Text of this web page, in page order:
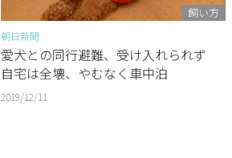
飼い方
朝日新聞
愛犬との同行避難、受け入れられず
自宅は全壊、やむなく車中泊
2019/12/11